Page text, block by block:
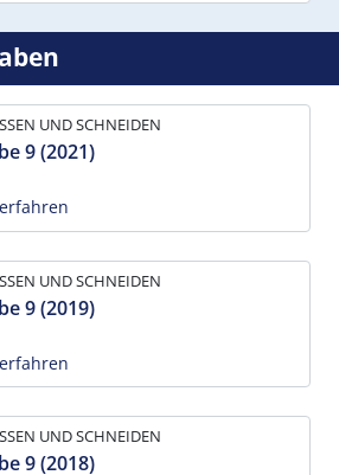
UND SCHNEIDEN
9 (2021)
UND SCHNEIDEN
9 (2019)
UND SCHNEIDEN
9 (2018)